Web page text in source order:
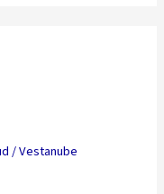
/ Vestanube